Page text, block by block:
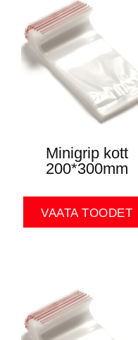
Minigrip kott
200*300mm
VAATA TOODET